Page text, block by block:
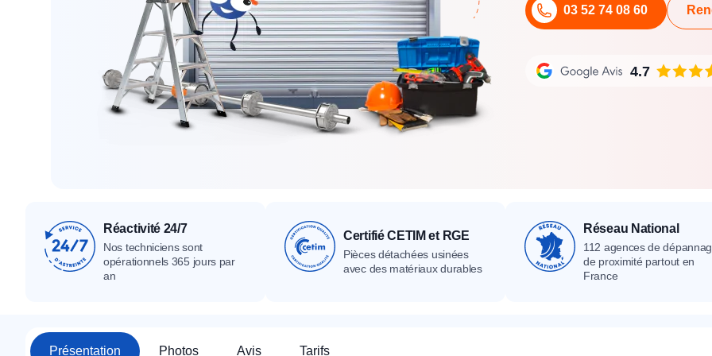
Tous nos produits Catalogue Devis gratuit
Tous nos produits Catalogue Devis gratuit Contact
Tous nos produits Catalogue Devis gratuit Contact
03 52 74 08 60
4.7
Réactivité 24/7
Nos techniciens sont
opérationnels 365 jours par
an
Certifié CETIM et RGE
Pièces détachées usinées
avec des matériaux durables
Réseau National
112 agences de
de proximité partout en
France
Présentation Photos Avis Tarifs